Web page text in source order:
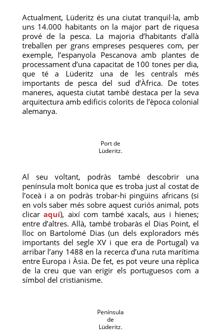
Actualment, Lüderitz és una ciutat tranquil·la, amb
uns 14.000 habitants on la major part de riquesa
prové de la pesca. La majoria d’habitants d’allà
treballen per grans empreses pesqueres com, per
exemple, l’espanyola Pescanova amb plantes de
processament d’una capacitat de 100 tones per dia,
que té a Lüderitz una de les centrals més
importants de pesca del sud d’Àfrica. De totes
maneres, aquesta ciutat també destaca per la seva
arquitectura amb edificis colorits de l’època colonial
alemanya.
Port de
Lüderitz.
Al seu voltant, podràs també descobrir una
península molt bonica que es troba just al costat de
l’oceà i a on podràs trobar-hi pingüins africans (si
en vols saber més sobre aquest curiós animal, pots
clicaraquí), així com també xacals, aus i hienes;
entre d’altres. Allà, també trobaràs el Dias Point, el
lloc on Bartolomé Dias (un dels exploradors més
importants del segle XV i que era de Portugal) va
arribar l’any 1488 en la recerca d’una ruta marítima
entre Europa i Àsia. De fet, es pot veure una rèplica
de la creu que van erigir els portuguesos com a
símbol del cristianisme.
Península
de
Lüderitz.